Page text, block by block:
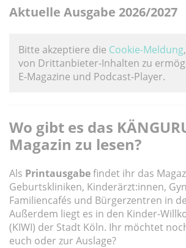
Aktuelle Ausgabe 2026/2027
Bitte akzeptiere die Cookie-Meldung
von Drittanbieter-Inhalten zu
E-Magazine und Podcast-Player.
Wo gibt es das
Magazin zu lesen?
Als Printausgabefindet ihr das
Geburtskliniken, Kinderärzt:innen,
Familiencafés und Bürgerzentren in
Außerdem liegt es in den Kinder-
(KIWI) der Stadt Köln. Ihr möchtet
euch oder zur Auslage?